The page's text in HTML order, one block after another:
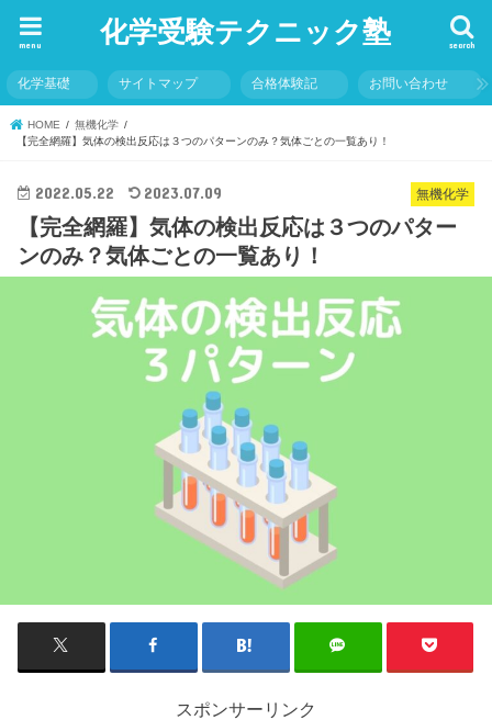
化学受験テクニック塾 search
menu
化学基礎 サイトマップ 合格体験記 お問い合わせ
HOME
無機化学
【完全網羅】気体の検出反応は３つのパターンのみ？気体ごとの一覧あり！
無機化学
2022.05.22 2023.07.09
【完全網羅】気体の検出反応は３つのパター
ンのみ？気体ごとの一覧あり！
スポンサーリンク